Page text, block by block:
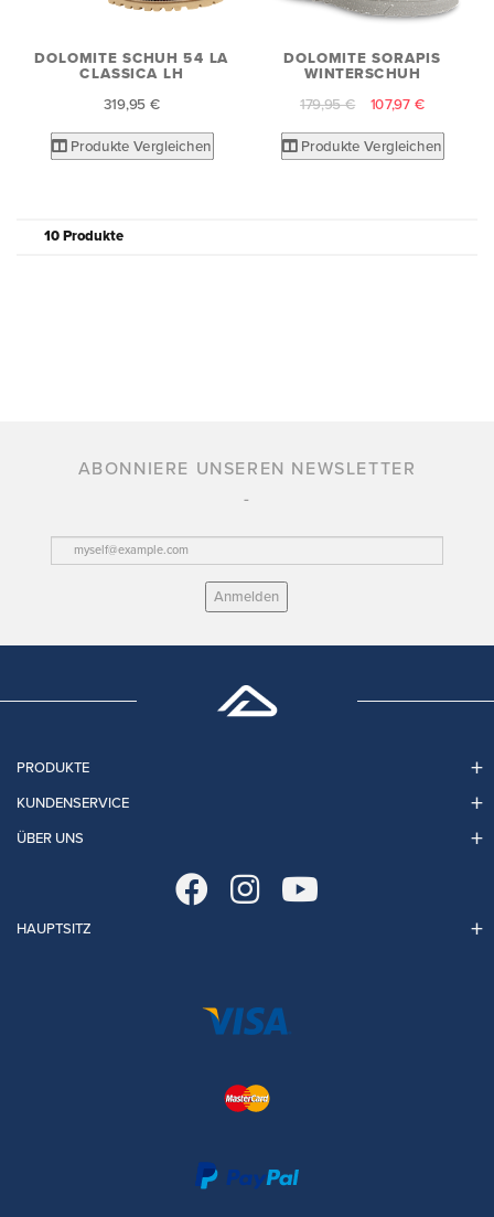
DOLOMITE SCHUH 54 LA
CLASSICA LH
319,95 €
Produkte Vergleichen
DOLOMITE SORAPIS
WINTERSCHUH
179,95 € 107,97 €
Produkte Vergleichen
10 Produkte
ABONNIERE UNSEREN NEWSLETTER
Anmelden
PRODUKTE
KUNDENSERVICE
ÜBER UNS
HAUPTSITZ